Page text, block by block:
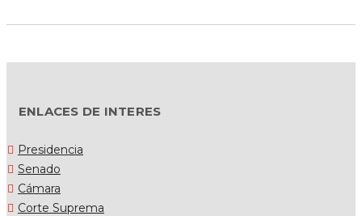
ENLACES DE INTERES
Presidencia
Senado
Cámara
Corte Suprema